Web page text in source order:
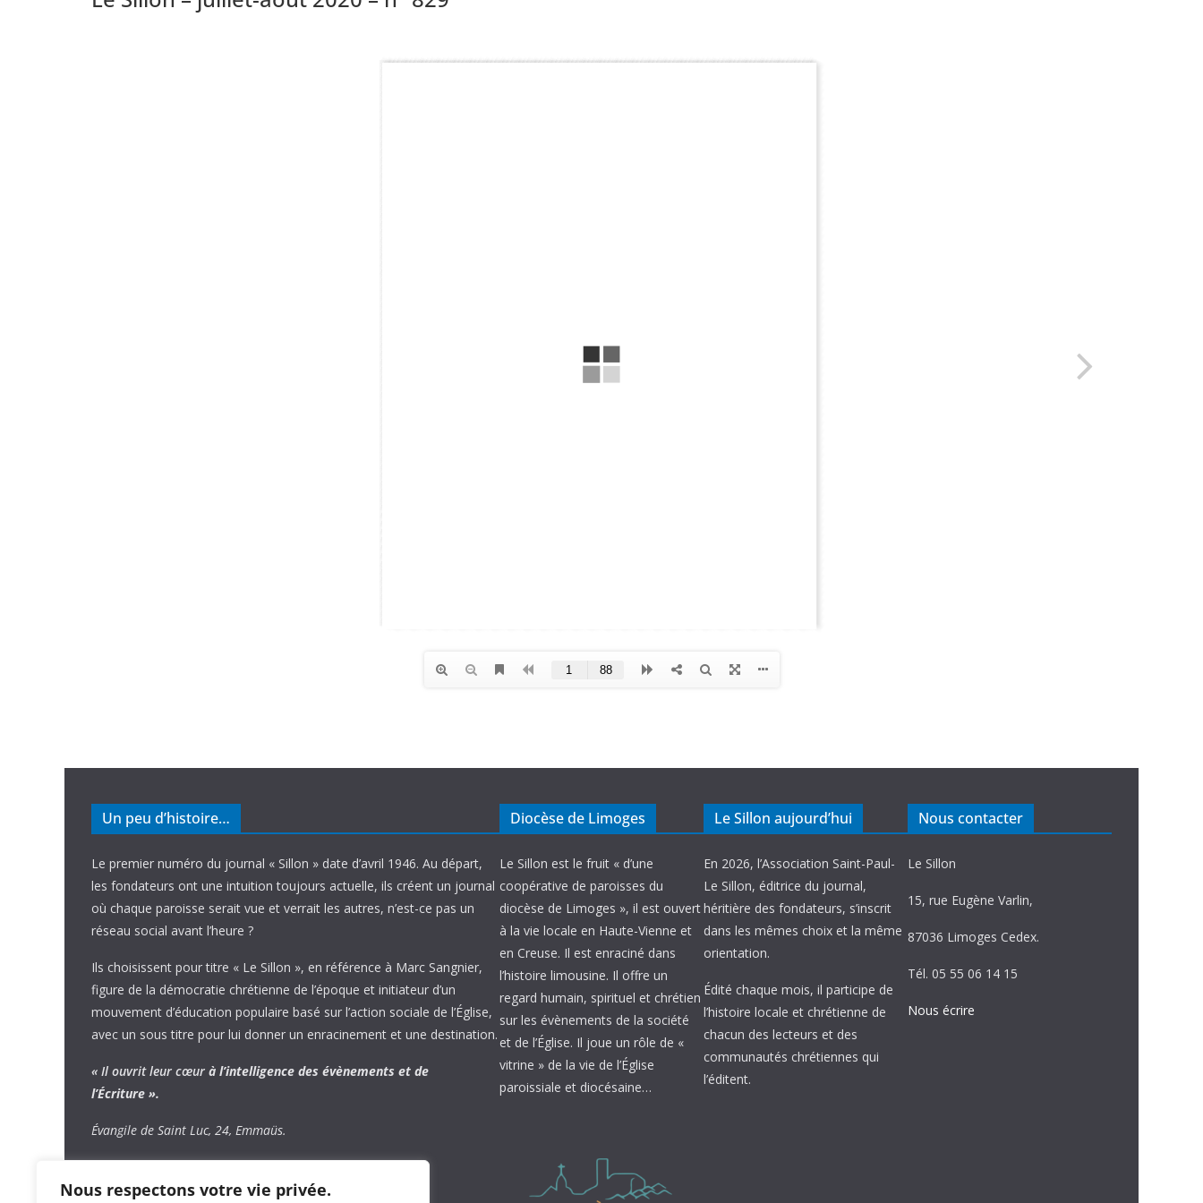
Nous respectons votre vie privée.
Un peu d’histoire…
Le premier numéro du journal « Sillon » date d’avril 1946. Au départ,
les fondateurs ont une intuition toujours actuelle, ils créent un journal
où chaque paroisse serait vue et verrait les autres, n’est-ce pas un
réseau social avant l’heure ?
Ils choisissent pour titre « Le Sillon », en référence à Marc Sangnier,
figure de la démocratie chrétienne de l’époque et initiateur d’un
mouvement d’éducation populaire basé sur l’action sociale de l’Église,
avec un sous titre pour lui donner un enracinement et une destination.
« Il ouvrit leur cœur à l’intelligence des évènements et de
l’Écriture ».
Évangile de Saint Luc, 24, Emmaüs.
Diocèse de Limoges
Le Sillon est le fruit « d’une
coopérative de paroisses du
diocèse de Limoges », il est ouvert
à la vie locale en Haute-Vienne et
en Creuse. Il est enraciné dans
l’histoire limousine. Il offre un
regard humain, spirituel et chrétien
sur les évènements de la société
et de l’Église. Il joue un rôle de «
vitrine » de la vie de l’Église
paroissiale et diocésaine…
Le Sillon aujourd’hui
En 2026, l’Association Saint-Paul-
Le Sillon, éditrice du journal,
héritière des fondateurs, s’inscrit
dans les mêmes choix et la même
orientation.
Édité chaque mois, il participe de
l’histoire locale et chrétienne de
chacun des lecteurs et des
communautés chrétiennes qui
l’éditent.
Nous contacter
Le Sillon
15, rue Eugène Varlin,
87036 Limoges Cedex.
Tél. 05 55 06 14 15
Nous écrire